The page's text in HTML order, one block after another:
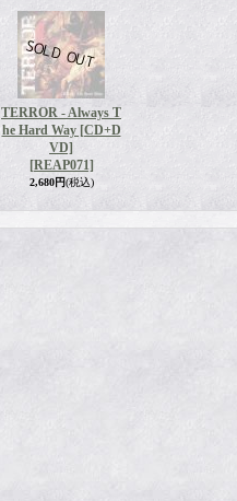
TERROR - Always T
he Hard Way [CD+D
VD]
[REAP071]
2,680円(税込)